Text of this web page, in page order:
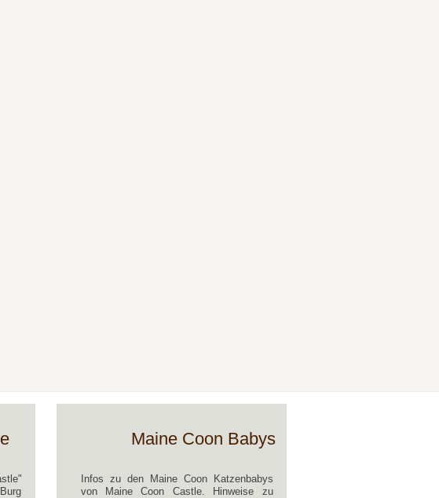
Maine Coon Babys
Infos zu den Maine Coon Katzenbabys
von Maine Coon Castle. Hinweise zu